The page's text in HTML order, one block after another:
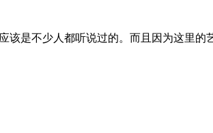
是不少人都听说过的。而且因为这里